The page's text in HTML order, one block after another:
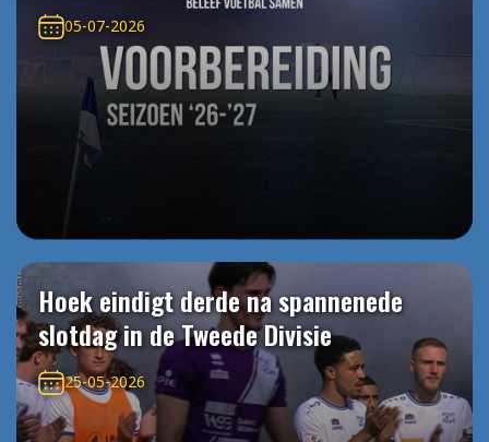
05-07-2026
Hoek eindigt derde na spannenede
slotdag in de Tweede Divisie
25-05-2026